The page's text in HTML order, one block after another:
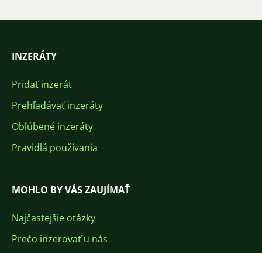
INZERÁTY
Pridať inzerát
Prehľadávať inzeráty
Obľúbené inzeráty
Pravidlá používania
MOHLO BY VÁS ZAUJÍMAŤ
Najčastejšie otázky
Prečo inzerovať u nás